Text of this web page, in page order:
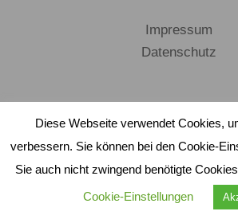
Impressum
Datenschutz
Diese Webseite verwendet Cookies,
verbessern. Sie können bei den Cookie-
Sie auch nicht zwingend benötigte
Cookie-Einstellungen